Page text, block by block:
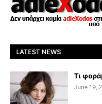
LATEST NEWS
Τι
June 19,